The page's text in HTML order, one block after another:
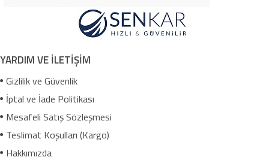
YARDIM VE İLETİŞİM
Gizlilik ve Güvenlik
İptal ve İade Politikası
Mesafeli Satış Sözleşmesi
Teslimat Koşulları (Kargo)
Hakkımızda